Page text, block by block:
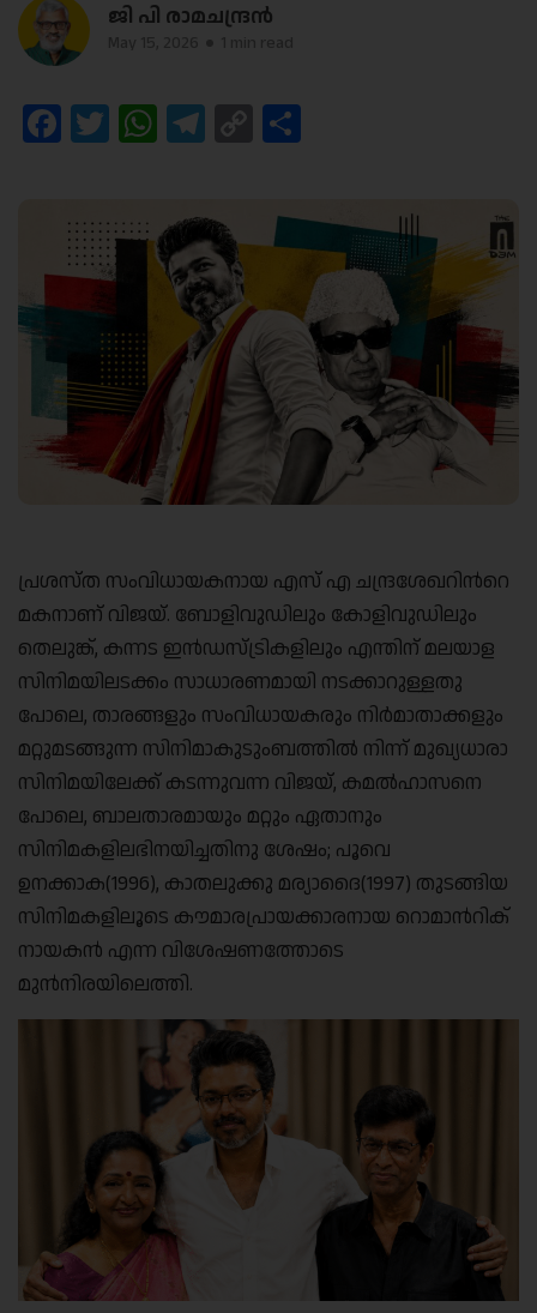
ജി പി രാമചന്ദ്രന്‍
Facebook
Twitter
WhatsApp
Telegram
Copy
Link
പ്രശസ്ത സംവിധായകനായ എസ് എ ചന്ദ്രശേഖറിന്‍റെ
മകനാണ് വിജയ്. ബോളിവുഡിലും കോളിവുഡിലും
തെലുങ്ക്, കന്നട ഇന്‍ഡസ്ട്രികളിലും എന്തിന് മലയാള
സിനിമയിലടക്കം സാധാരണമായി നടക്കാറുള്ളതു
പോലെ, താരങ്ങളും സംവിധായകരും നിര്‍മാതാക്കളും
മറ്റുമടങ്ങുന്ന സിനിമാകുടുംബത്തില്‍ നിന്ന് മുഖ്യധാരാ
സിനിമയിലേക്ക് കടന്നുവന്ന വിജയ്, കമല്‍ഹാസനെ
പോലെ, ബാലതാരമായും മറ്റും ഏതാനും
സിനിമകളിലഭിനയിച്ചതിനു ശേഷം; പൂവെ
ഉനക്കാക(1996), കാതലുക്കു മര്യാദൈ(1997) തുടങ്ങിയ
സിനിമകളിലൂടെ കൗമാരപ്രായക്കാരനായ റൊമാന്‍റിക്
നായകന്‍ എന്ന വിശേഷണത്തോടെ
മുന്‍നിരയിലെത്തി.